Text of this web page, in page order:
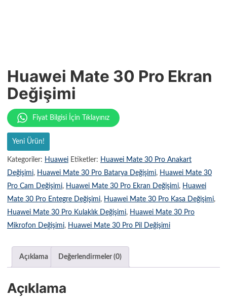
Huawei Mate 30 Pro Ekran
Değişimi
Fiyat Bilgisi İçin Tıklayınız
Yeni Ürün!
Kategoriler: Huawei Etiketler: Huawei Mate 30 Pro Anakart
Değişimi, Huawei Mate 30 Pro Batarya Değişimi, Huawei Mate 30
Pro Cam Değişimi, Huawei Mate 30 Pro Ekran Değişimi, Huawei
Mate 30 Pro Entegre Değişimi, Huawei Mate 30 Pro Kasa Değişimi,
Huawei Mate 30 Pro Kulaklık Değişimi, Huawei Mate 30 Pro
Mikrofon Değişimi, Huawei Mate 30 Pro Pil Değişimi
Açıklama Değerlendirmeler (0)
Açıklama